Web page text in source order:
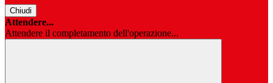
Chiudi
Attendere...
Attendere il completamento dell'operazione...